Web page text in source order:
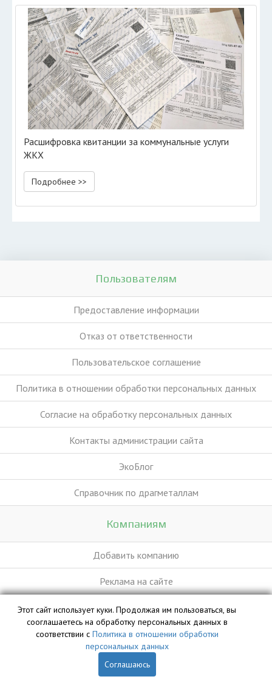
Расшифровка квитанции за коммунальные услуги
ЖКХ
Подробнее >>
Пользователям
Предоставление информации
Отказ от ответственности
Пользовательское соглашение
Политика в отношении обработки персональных данных
Согласие на обработку персональных данных
Контакты администрации сайта
ЭкоБлог
Справочник по драгметаллам
Компаниям
Добавить компанию
Реклама на сайте
База данных сайта vyvoz.org является интеллектуальной
собственностью ООО «Профит» и охраняется законом.
Этот сайт использует куки. Продолжая им пользоваться, вы
сооглашаетесь на обработку персональных данных в
соответствии с Политика в отношении обработки
персональных данных
Соглашаюсь